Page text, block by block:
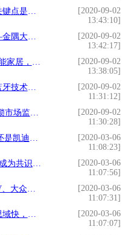
是什么
[2020-09-02
13:43:10]
居案例赏析
[2020-09-02
13:42:17]
在客厅练车
[2020-09-02
13:38:05]
用前景广阔
[2020-09-02
11:31:12]
一步升级
[2020-09-02
11:30:28]
后再决定买谁
[2020-03-06
11:08:23]
主品牌新方向
[2020-03-06
11:07:56]
中如何选择
[2020-03-06
11:07:31]
量已破11w
[2020-03-06
11:07:07]